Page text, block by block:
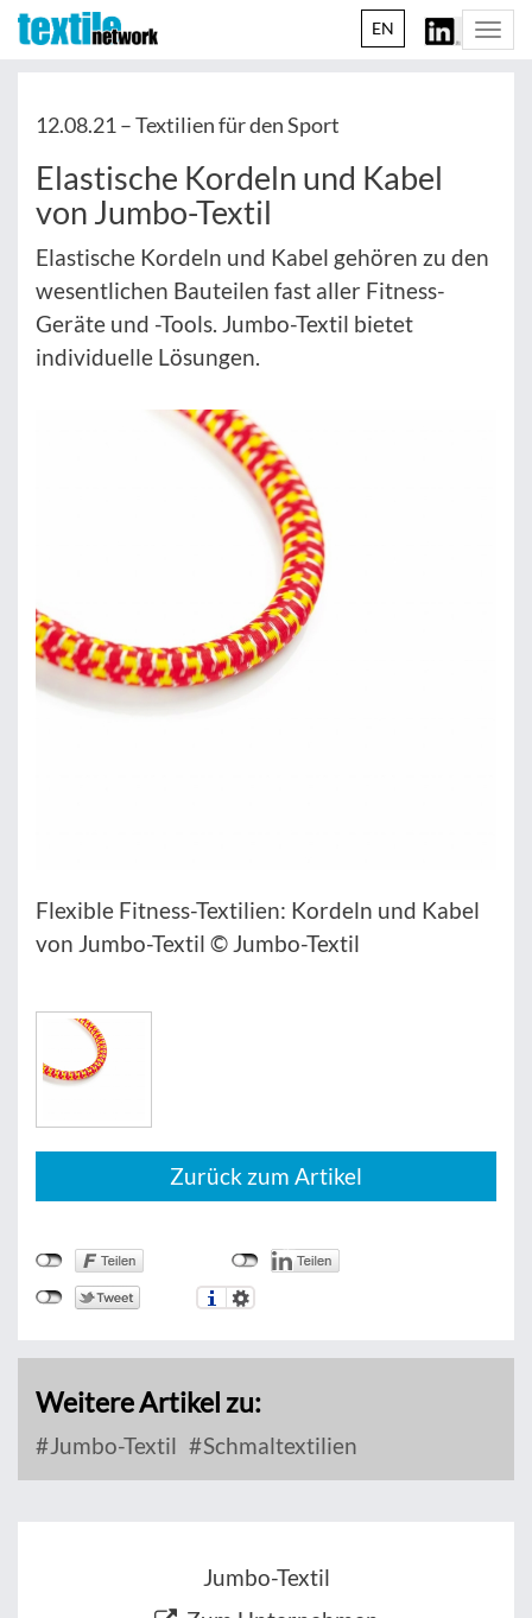
EN
12.08.21 –Textilien für den Sport
Elastische Kordeln und Kabel
von Jumbo-Textil
Elastische Kordeln und Kabel gehören zu den
wesentlichen Bauteilen fast aller Fitness-
Geräte und -Tools. Jumbo-Textil bietet
individuelle Lösungen.
Flexible Fitness-Textilien: Kordeln und Kabel
von Jumbo-Textil © Jumbo-Textil
Zurück zum Artikel
Weitere Artikel zu:
Jumbo-Textil Schmaltextilien
Jumbo-Textil